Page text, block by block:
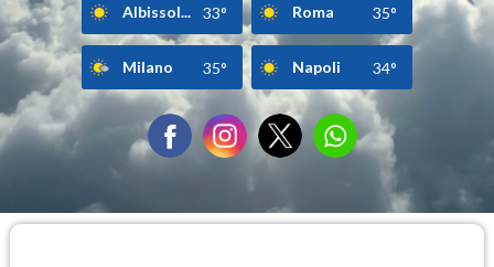
Albissol... 33° Roma 35°
Milano 35° Napoli 34°